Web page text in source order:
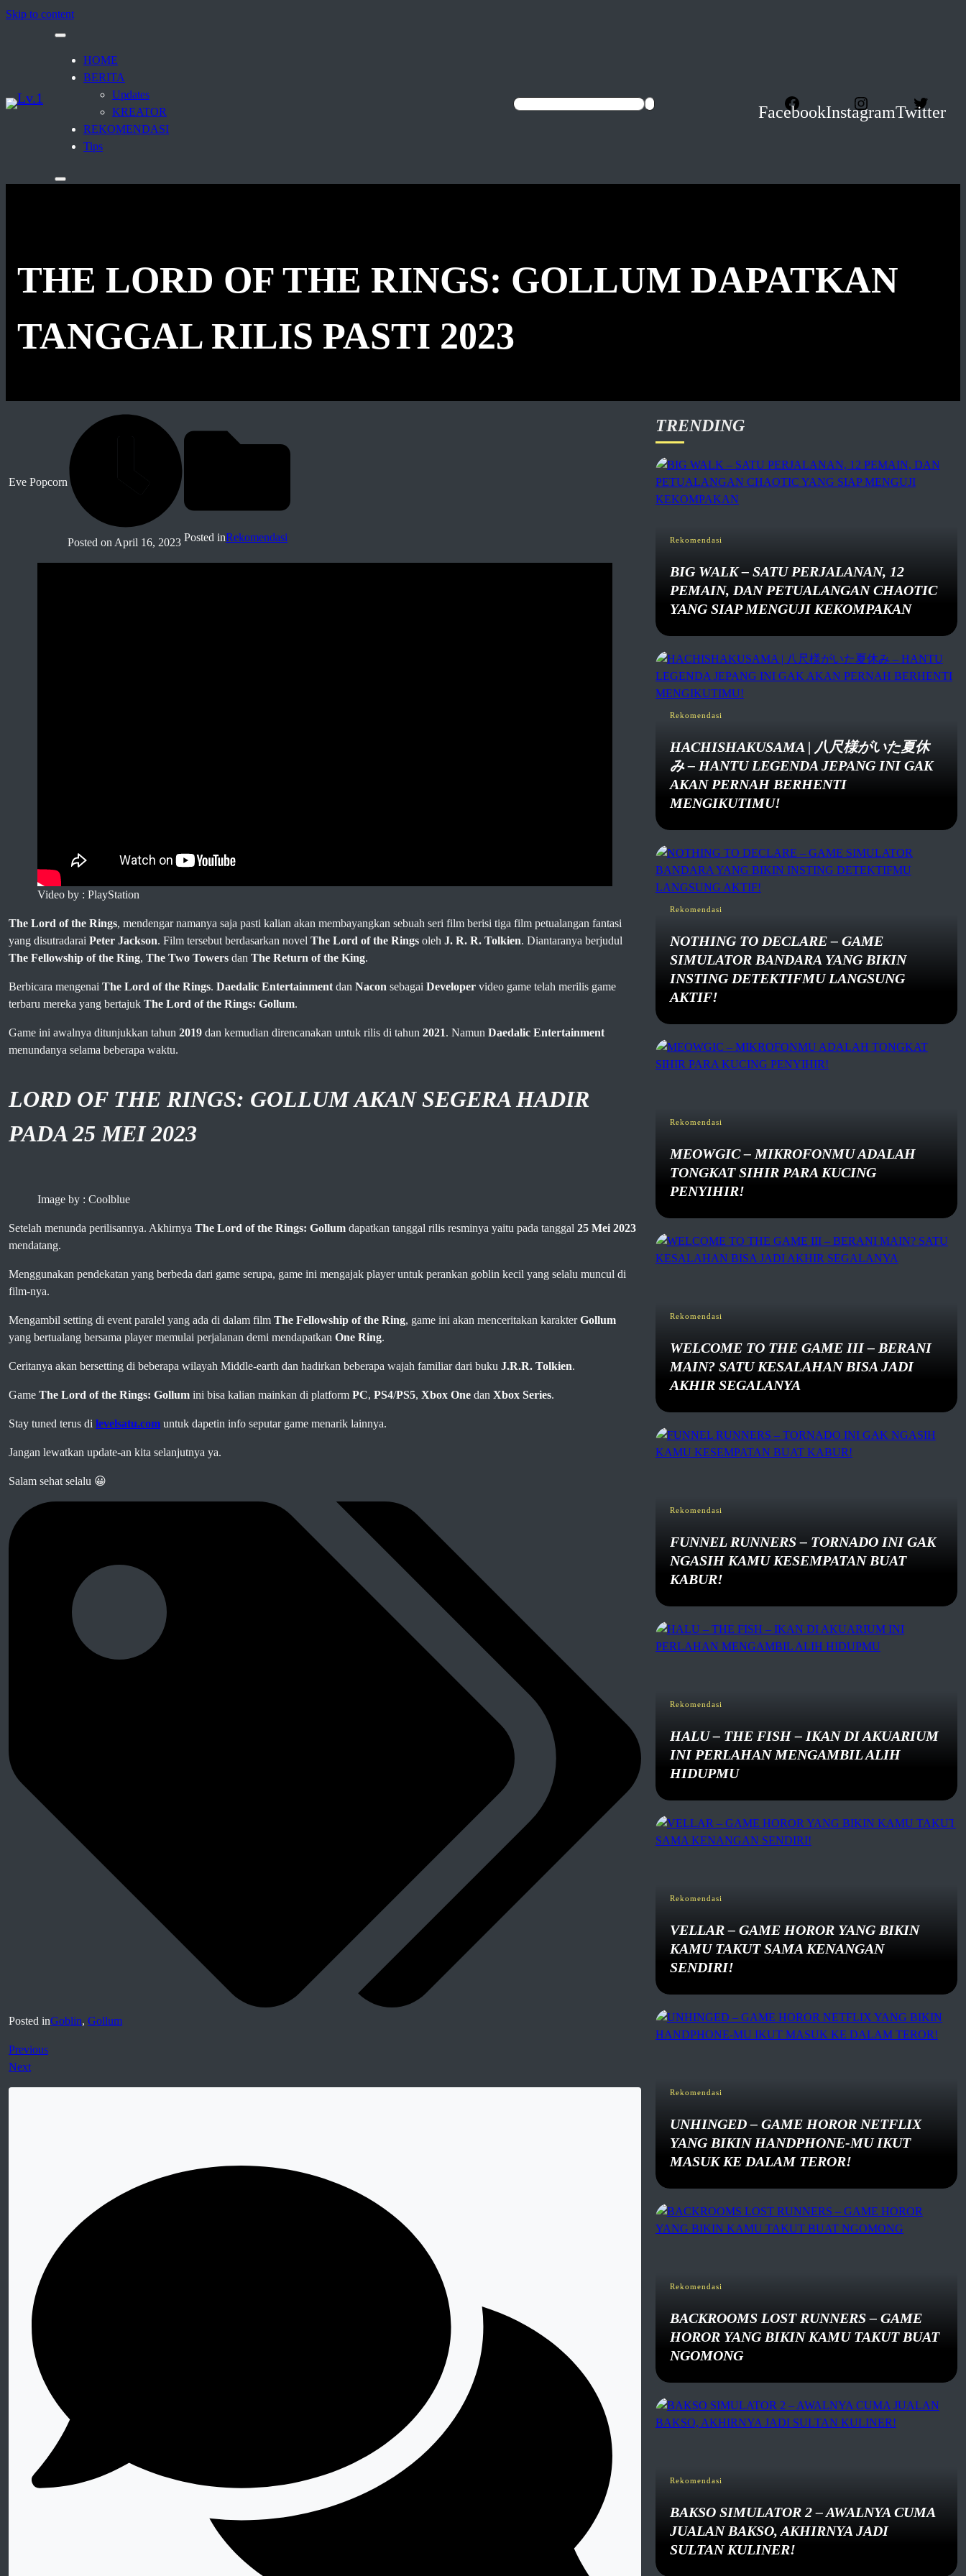
Skip to content
HOME
BERITA
Updates
KREATOR
REKOMENDASI
Tips
FacebookInstagramTwitter
THE LORD OF THE RINGS: GOLLUM DAPATKAN
TANGGAL RILIS PASTI 2023
Eve Popcorn
Posted on April 16, 2023 Posted inRekomendasi
Video by : PlayStation
The Lord of the Rings, mendengar namanya saja pasti kalian akan membayangkan sebuah seri film berisi tiga film petualangan fantasi
yang disutradarai Peter Jackson. Film tersebut berdasarkan novel The Lord of the Rings oleh J. R. R. Tolkien. Diantaranya berjudul
The Fellowship of the Ring, The Two Towers dan The Return of the King.
Berbicara mengenai The Lord of the Rings. Daedalic Entertainment dan Nacon sebagai Developer video game telah merilis game
terbaru mereka yang bertajuk The Lord of the Rings: Gollum.
Game ini awalnya ditunjukkan tahun 2019 dan kemudian direncanakan untuk rilis di tahun 2021. Namun Daedalic Entertainment
menundanya selama beberapa waktu.
LORD OF THE RINGS: GOLLUM AKAN SEGERA HADIR
PADA 25 MEI 2023
Image by : Coolblue
Setelah menunda perilisannya. Akhirnya The Lord of the Rings: Gollum dapatkan tanggal rilis resminya yaitu pada tanggal 25 Mei 2023
mendatang.
Menggunakan pendekatan yang berbeda dari game serupa, game ini mengajak player untuk perankan goblin kecil yang selalu muncul di
film-nya.
Mengambil setting di event paralel yang ada di dalam film The Fellowship of the Ring, game ini akan menceritakan karakterGollum
yang bertualang bersama player memulai perjalanan demi mendapatkan One Ring.
Ceritanya akan bersetting di beberapa wilayah Middle-earth dan hadirkan beberapa wajah familiar dari buku J.R.R. Tolkien.
Game The Lord of the Rings: Gollum ini bisa kalian mainkan di platform PC, PS4/PS5, Xbox One dan Xbox Series.
Stay tuned terus di levelsatu.com untuk dapetin info seputar game menarik lainnya.
Jangan lewatkan update-an kita selanjutnya ya.
Salam sehat selalu 😀
Posted inGoblin, Gollum
Previous
Next
TRENDING
Rekomendasi
BIG WALK – SATU PERJALANAN, 12
PEMAIN, DAN PETUALANGAN CHAOTIC
YANG SIAP MENGUJI KEKOMPAKAN
Rekomendasi
HACHISHAKUSAMA | 八尺様がいた夏休
み – HANTU LEGENDA JEPANG INI GAK
AKAN PERNAH BERHENTI
MENGIKUTIMU!
Rekomendasi
NOTHING TO DECLARE – GAME
SIMULATOR BANDARA YANG BIKIN
INSTING DETEKTIFMU LANGSUNG
AKTIF!
Rekomendasi
MEOWGIC – MIKROFONMU ADALAH
TONGKAT SIHIR PARA KUCING
PENYIHIR!
Rekomendasi
WELCOME TO THE GAME III – BERANI
MAIN? SATU KESALAHAN BISA JADI
AKHIR SEGALANYA
Rekomendasi
FUNNEL RUNNERS – TORNADO INI GAK
NGASIH KAMU KESEMPATAN BUAT
KABUR!
Rekomendasi
HALU – THE FISH – IKAN DI AKUARIUM
INI PERLAHAN MENGAMBIL ALIH
HIDUPMU
Rekomendasi
VELLAR – GAME HOROR YANG BIKIN
KAMU TAKUT SAMA KENANGAN
SENDIRI!
Rekomendasi
UNHINGED – GAME HOROR NETFLIX
YANG BIKIN HANDPHONE-MU IKUT
MASUK KE DALAM TEROR!
Rekomendasi
BACKROOMS LOST RUNNERS – GAME
HOROR YANG BIKIN KAMU TAKUT BUAT
NGOMONG
Rekomendasi
BAKSO SIMULATOR 2 – AWALNYA CUMA
JUALAN BAKSO, AKHIRNYA JADI
SULTAN KULINER!